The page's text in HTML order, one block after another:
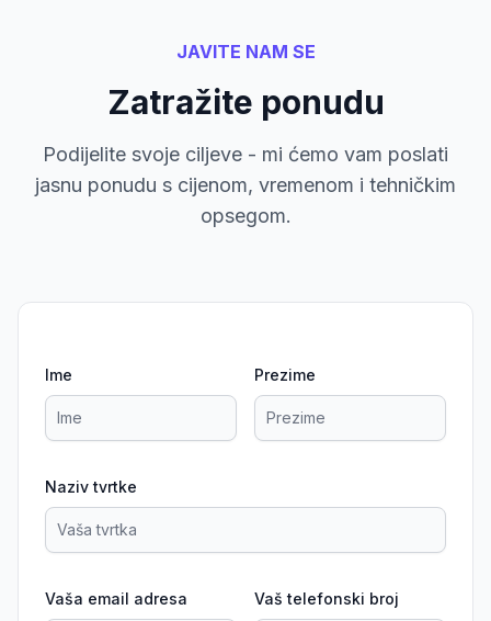
JAVITE NAM SE
Zatražite ponudu
Podijelite svoje ciljeve - mi ćemo vam poslati
jasnu ponudu s cijenom, vremenom i tehničkim
opsegom.
Ime Prezime
Naziv tvrtke
Vaša email adresa Vaš telefonski broj